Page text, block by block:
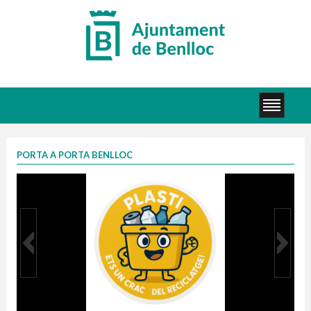
PORTA A PORTA BENLLOC